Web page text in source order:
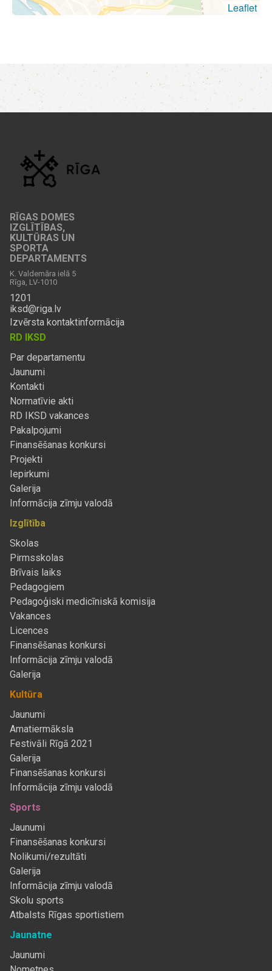
Leaflet
RĪGAS DOMES
IZGLĪTĪBAS,
KULTŪRAS UN
SPORTA
DEPARTAMENTS
K. Valdemāra ielā 5
Rīga, LV-1010
1201
iksd@riga.lv
Izvērsta kontaktinformācija
RD IKSD
Par departamentu
Jaunumi
Kontakti
Normatīvie akti
RD IKSD vakances
Pakalpojumi
Finansēšanas konkursi
Projekti
Iepirkumi
Galerija
Informācija zīmju valodā
Izglītība
Skolas
Pirmsskolas
Brīvais laiks
Pedagogiem
Pedagoģiski medicīniskā komisija
Vakances
Licences
Finansēšanas konkursi
Informācija zīmju valodā
Galerija
Kultūra
Jaunumi
Amatiermāksla
Festivāli Rīgā 2021
Galerija
Finansēšanas konkursi
Informācija zīmju valodā
Sports
Jaunumi
Finansēšanas konkursi
Nolikumi/rezultāti
Galerija
Informācija zīmju valodā
Skolu sports
Atbalsts Rīgas sportistiem
Jaunatne
Jaunumi